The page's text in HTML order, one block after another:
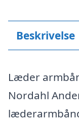
Beskrivelse
Læder
Nordahl